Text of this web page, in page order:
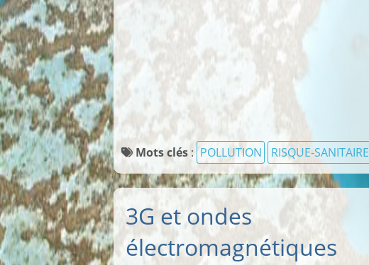
Mots clés : POLLUTION RISQUE-SANITAIRE
3G et ondes
électromagnétiques